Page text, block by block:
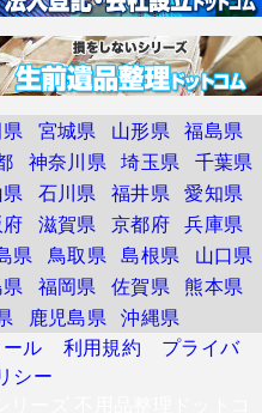
宮城県 山形県 福島県
神奈川県 埼玉県
千葉県
石川県 福井県 愛知県
滋賀県 京都府 兵庫県
県 鳥取県 島根県
山口県
福岡県 佐賀県
熊本県
鹿児島県 沖縄県
ル 利用規約
プライバ
シー